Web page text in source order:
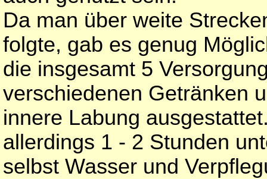
Da man über weite
folgte, gab es genug
die insgesamt 5
verschiedenen Getränken
innere Labung
allerdings 1 - 2 Stunden
selbst Wasser und